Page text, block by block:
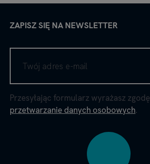
ZAPISZ SIĘ NA NEWSLETTER
Przesyłając formularz wyrażasz zgodę
przetwarzanie danych osobowych.